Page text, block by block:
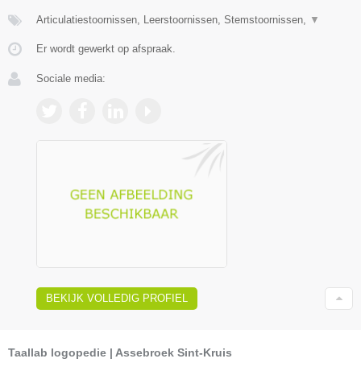
Articulatiestoornissen, Leerstoornissen, Stemstoornissen, ▼
Er wordt gewerkt op afspraak.
Sociale media:
BEKIJK VOLLEDIG PROFIEL
Taallab logopedie | Assebroek Sint-Kruis